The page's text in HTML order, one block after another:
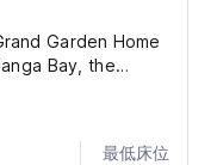
Garden Home
Bay, the
最低床位